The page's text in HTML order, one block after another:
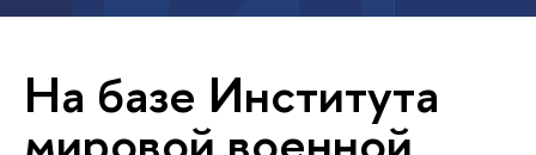
На базе Института